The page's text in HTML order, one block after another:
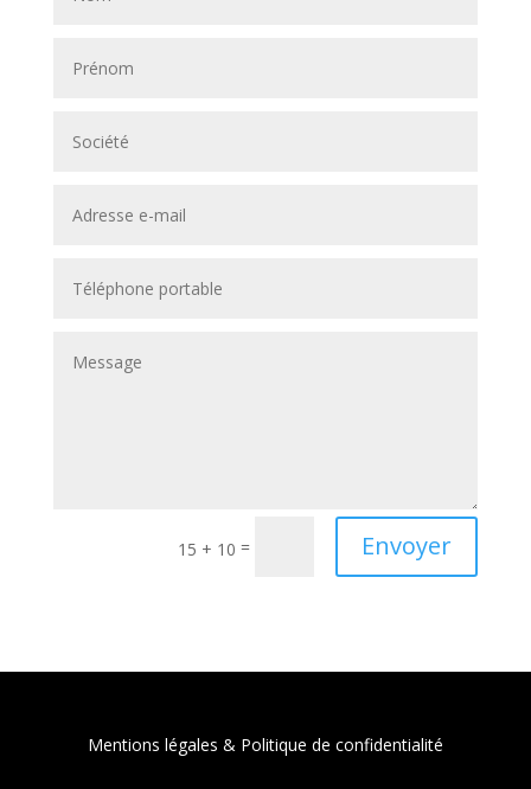
15 + 10 = Envoyer
Mentions légales & Politique de confidentialité